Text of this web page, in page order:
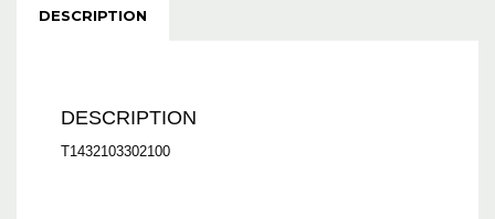
DESCRIPTION
DESCRIPTION
T1432103302100